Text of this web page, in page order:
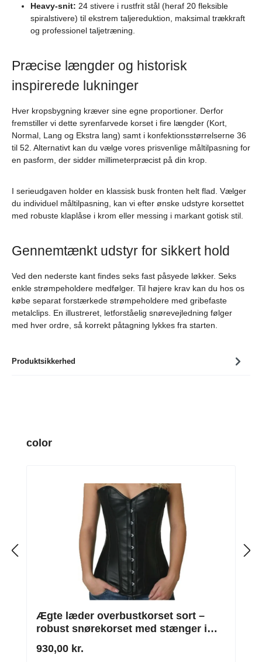
Produktsikkerhed
Heavy-snit: 24 stivere i rustfrit stål (heraf 20 fleksible
spiralstivere) til ekstrem taljereduktion, maksimal trækkraft
og professionel taljetræning.
Præcise længder og historisk
inspirerede lukninger
Hver kropsbygning kræver sine egne proportioner. Derfor
fremstiller vi dette syrenfarvede korset i fire længder (Kort,
Normal, Lang og Ekstra lang) samt i konfektionsstørrelserne 36
til 52. Alternativt kan du vælge vores prisvenlige måltilpasning for
en pasform, der sidder millimeterpræcist på din krop.
I serieudgaven holder en klassisk busk fronten helt flad. Vælger
du individuel måltilpasning, kan vi efter ønske udstyre korsettet
med robuste klaplåse i krom eller messing i markant gotisk stil.
Gennemtænkt udstyr for sikkert hold
Ved den nederste kant findes seks fast påsyede løkker. Seks
enkle strømpeholdere medfølger. Til højere krav kan du hos os
købe separat forstærkede strømpeholdere med gribefaste
metalclips. En illustreret, letforståelig snørevejledning følger
med hver ordre, så korrekt påtagning lykkes fra starten.
Spring produktgalleriet over
color
Ægte læder overbustkorset sort –
robust snørekorset med stænger i
930,00 kr.